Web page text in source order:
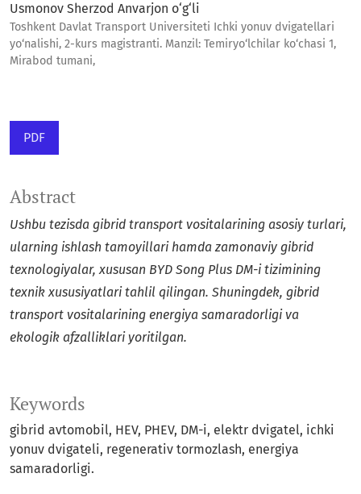
Usmonov Sherzod Anvarjon o‘g‘li
Toshkent Davlat Transport Universiteti Ichki yonuv dvigatellari
yo‘nalishi, 2-kurs magistranti. Manzil: Temiryo‘lchilar ko‘chasi 1,
Mirabod tumani,
PDF
Keywords
gibrid avtomobil, HEV, PHEV, DM-i, elektr dvigatel, ichki
yonuv dvigateli, regenerativ tormozlash, energiya
samaradorligi.
Abstract
Ushbu tezisda gibrid transport vositalarining asosiy turlari,
ularning ishlash tamoyillari hamda zamonaviy gibrid
texnologiyalar, xususan BYD Song Plus DM-i tizimining
texnik xususiyatlari tahlil qilingan. Shuningdek, gibrid
transport vositalarining energiya samaradorligi va
ekologik afzalliklari yoritilgan.